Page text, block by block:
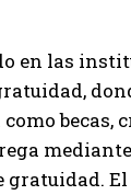
en las
becas,
gratuidad.